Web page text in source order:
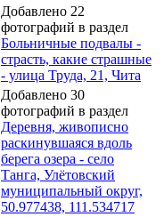
Добавлено 22
фотографий в раздел
Больничные подвалы -
страсть, какие страшные
- улица Труда, 21, Чита
Добавлено 30
фотографий в раздел
Деревня, живописно
раскинувшаяся вдоль
берега озера - село
Танга, Улётовский
муниципальный округ,
50.977438, 111.534717